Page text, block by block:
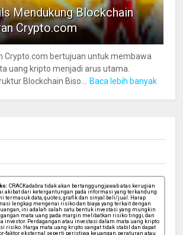
Mendukung Blockchain
Crypto.com
Crypto.com bertujuan untuk membawa
uang kripto menjadi arus utama.
Blockchain Biso...
Baca lebih banyak
CRACKadabra tidak akan bertanggungjawab atas kerugian
akibat dari ketergantungan pada informasi yang terkandung
termasuk data, quotes, grafik dan sinyal beli/jual. Harap
lengkap mengenai risiko dan biaya yang terkait dengan
ini adalah salah satu bentuk investasi yang mungkin
mata uang pada margin melibatkan risiko tinggi, dan
investor. Perdagangan atau investasi dalam mata uang kripto
risiko. Harga mata uang kripto sangat tidak stabil dan dapat
faktor eksternal seperti peristiwa keuangan, peraturan atau